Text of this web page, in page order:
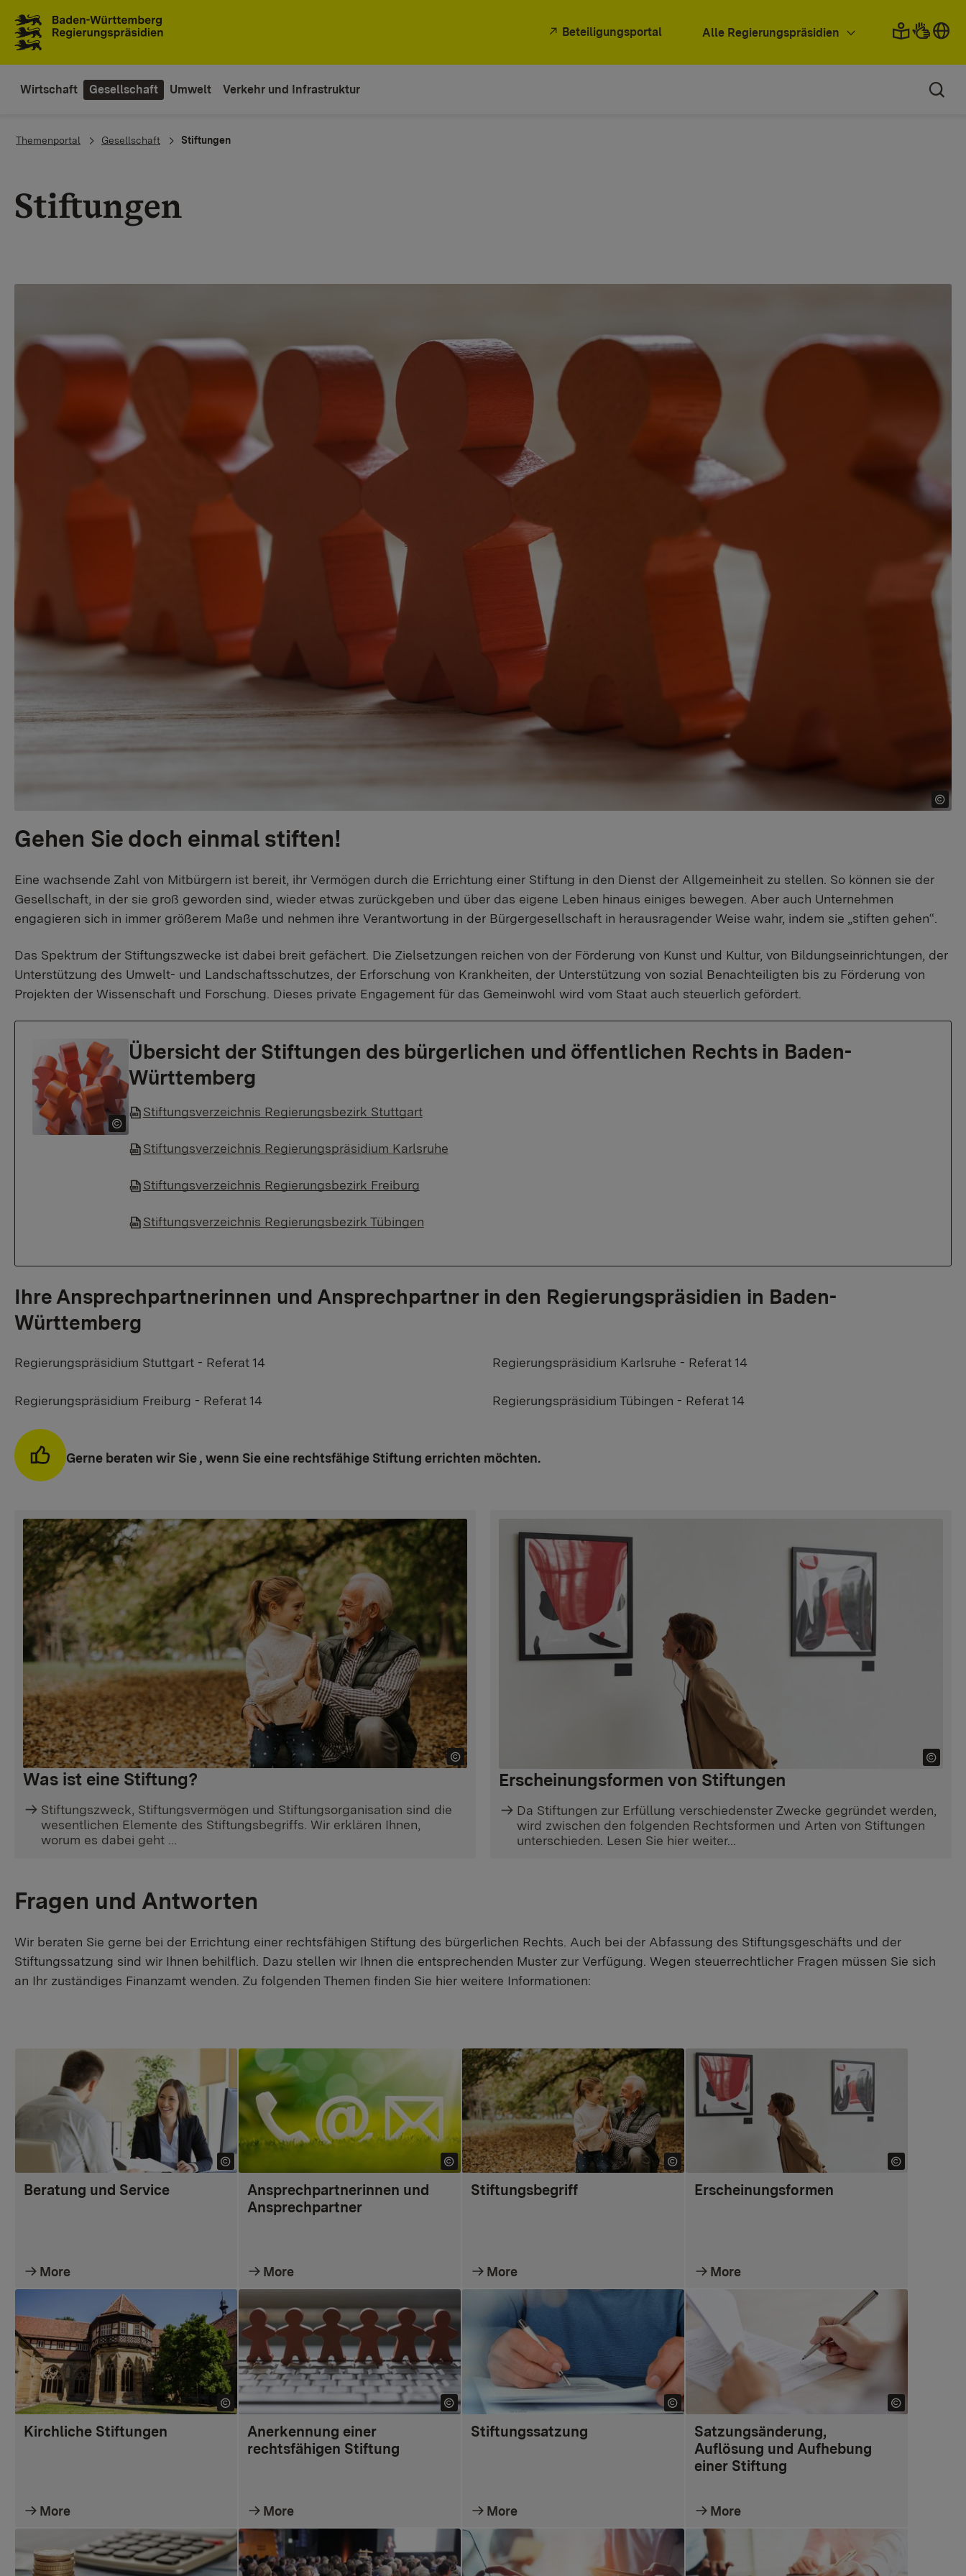
Beteiligungsportal Alle Regierungspräsidien
Wirtschaft Gesellschaft Umwelt Verkehr und Infrastruktur
You are here:
Themenportal Gesellschaft Stiftungen
Stiftungen
Gehen Sie doch einmal stiften!
Eine wachsende Zahl von Mitbürgern ist bereit, ihr Vermögen durch die Errichtung einer Stiftung in den Dienst der Allgemeinheit zu stellen. So können sie der
Gesellschaft, in der sie groß geworden sind, wieder etwas zurückgeben und über das eigene Leben hinaus einiges bewegen. Aber auch Unternehmen
engagieren sich in immer größerem Maße und nehmen ihre Verantwortung in der Bürgergesellschaft in herausragender Weise wahr, indem sie „stiften gehen“.
Das Spektrum der Stiftungszwecke ist dabei breit gefächert. Die Zielsetzungen reichen von der Förderung von Kunst und Kultur, von Bildungseinrichtungen, der
Unterstützung des Umwelt- und Landschaftsschutzes, der Erforschung von Krankheiten, der Unterstützung von sozial Benachteiligten bis zu Förderung von
Projekten der Wissenschaft und Forschung. Dieses private Engagement für das Gemeinwohl wird vom Staat auch steuerlich gefördert.
Übersicht der Stiftungen des bürgerlichen und öffentlichen Rechts in Baden-
Württemberg
Stiftungsverzeichnis Regierungsbezirk Stuttgart
Stiftungsverzeichnis Regierungspräsidium Karlsruhe
Stiftungsverzeichnis Regierungsbezirk Freiburg
Stiftungsverzeichnis Regierungsbezirk Tübingen
Ihre Ansprechpartnerinnen und Ansprechpartner in den Regierungspräsidien in Baden-
Württemberg
Regierungspräsidium Stuttgart - Referat 14 Regierungspräsidium Karlsruhe - Referat 14
Regierungspräsidium Freiburg - Referat 14 Regierungspräsidium Tübingen - Referat 14
Gerne beraten wir Sie , wenn Sie eine rechtsfähige Stiftung errichten möchten.
Was ist eine Stiftung?
Stiftungszweck, Stiftungsvermögen und Stiftungsorganisation sind die
wesentlichen Elemente des Stiftungsbegriffs. Wir erklären Ihnen,
worum es dabei geht …
Erscheinungsformen von Stiftungen
Da Stiftungen zur Erfüllung verschiedenster Zwecke gegründet werden,
wird zwischen den folgenden Rechtsformen und Arten von Stiftungen
unterschieden. Lesen Sie hier weiter...
Fragen und Antworten
Wir beraten Sie gerne bei der Errichtung einer rechtsfähigen Stiftung des bürgerlichen Rechts. Auch bei der Abfassung des Stiftungsgeschäfts und der
Stiftungssatzung sind wir Ihnen behilflich. Dazu stellen wir Ihnen die entsprechenden Muster zur Verfügung. Wegen steuerrechtlicher Fragen müssen Sie sich
an Ihr zuständiges Finanzamt wenden. Zu folgenden Themen finden Sie hier weitere Informationen:
Beratung und Service
More
Ansprechpartnerinnen und
Ansprechpartner
More
Stiftungsbegriff
More
Erscheinungsformen
More
Kirchliche Stiftungen
More
Anerkennung einer
rechtsfähigen Stiftung
More
Stiftungssatzung
More
Satzungsänderung,
Auflösung und Aufhebung
einer Stiftung
More